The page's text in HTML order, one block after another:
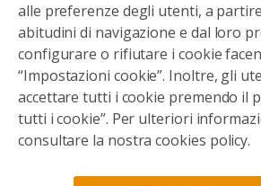
alle preferenze degli utenti, a
abitudini di navigazione e dal loro
configurare o rifiutare i cookie
“Impostazioni cookie”. Inoltre, gli
accettare tutti i cookie premendo il
tutti i cookie”. Per ulteriori
consultare la nostra cookies policy.